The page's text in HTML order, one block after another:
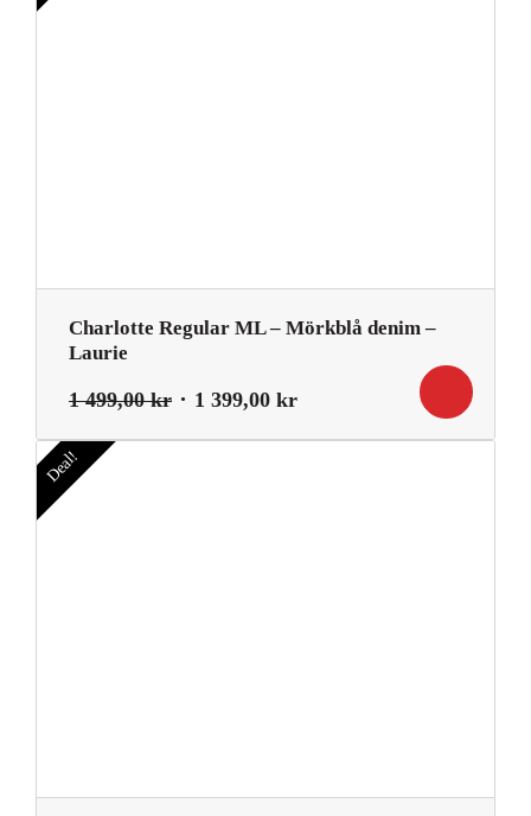
Charlotte Regular ML – Mörkblå denim –
Laurie
1 499,00kr Det1 399,00 krDet
Deal!